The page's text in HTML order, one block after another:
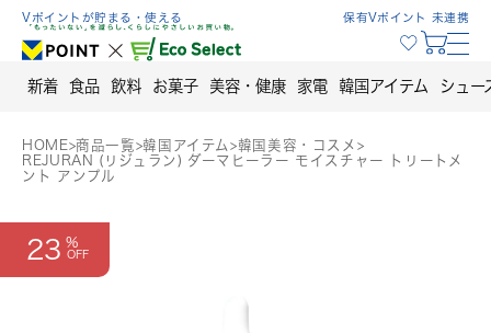
Skip
content
Vポイントが貯まる・使える 保有Vポイント 未連携
新着 食品 飲料 お菓子 美容・健康 家電 韓国アイテム シュー
HOME>商品一覧>韓国アイテム>韓国美容・コスメ >
REJURAN (リジュラン) ダーマヒーラー モイスチャー トリートメ
ント アンプル
23